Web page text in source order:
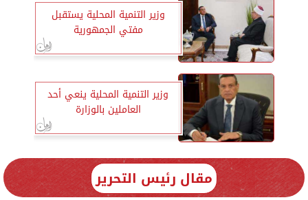
وزير التنمية المحلية يستقبل
مفتي الجمهورية
وزير التنمية المحلية ينعي أحد
العاملين بالوزارة
مقال رئيس التحرير